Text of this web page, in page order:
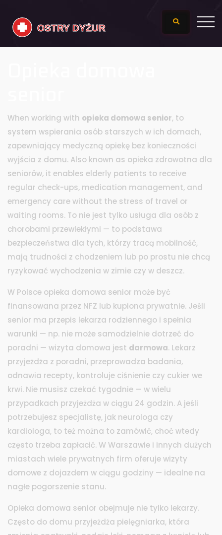
When working with opieka domowa senior, to
system wspierania osób starszych w ich domach,
zapewniający medyczną opiekę bez konieczności
wyjścia z domu. Also known as opieka zdrowotna dla
seniorów, it enables elderly patients to receive
regular check-ups, medication management, and
emergency care without the stress of travel or
waiting rooms. To nie jest tylko usługa dla osób z
chorobami przewlekłymi — to podstawa
bezpieczeństwa dla tych, którzy tracą mobilność,
mają trudności z chodzeniem lub po prostu nie chcą
ryzykować wychodzenia w zimie czy w deszcz.
W Polsce opieka domowa senior może być
finansowana przez NFZ lub kupiona prywatnie. Jeśli
senior ma przepis lekarza rodziennego i spełnia
warunki — np. nie może samodzielnie dotrzeć do
poradni — wizyta domowa jest darmowa. Lekarz
przyjeżdża z poradni, przeprowadza badania,
odnawia recepty, kontroluje ciśnienie czy cukier we
krwi. Nie musisz czekać tygodnie — w wielu
przypadkach przyjeżdża w ciągu 24 godzin. A jeśli
potrzebujesz specjalistę, jak neurologa czy
kardiologa, to też można to zamówić, choć wtedy
często trzeba zapłacić. W Warszawie i innych dużych
miastach wiele prywatnych firm oferuje wizyty
domowe z dojazdem w ciągu godziny — idealne na
nagłe pogorszenie stanu.
Opieka domowa senior obejmuje nie tylko lekarzy.
Często do domu przyjeżdża pielęgniarka, która